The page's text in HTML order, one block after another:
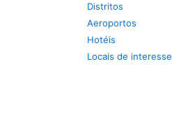
Distritos
Aeroportos
Hotéis
Locais de interesse